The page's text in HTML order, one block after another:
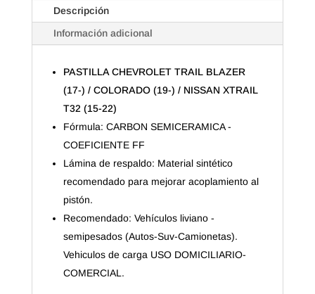
COLORADO
/
cantidad
Descripción
Información adicional
PASTILLA CHEVROLET TRAIL BLAZER
(17-) / COLORADO (19-) / NISSAN XTRAIL
T32 (15-22)
Fórmula: CARBON SEMICERAMICA -
COEFICIENTE FF
Lámina de respaldo: Material sintético
recomendado para mejorar acoplamiento al
pistón.
Recomendado: Vehículos liviano -
semipesados (Autos-Suv-Camionetas).
Vehiculos de carga USO DOMICILIARIO-
COMERCIAL.